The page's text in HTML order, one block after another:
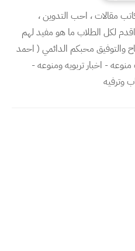
مقالات ، احب التدوين ،
لكل الطلاب ما هو مفيد لهم
والتوفيق محبكم الدائمي ( احمد
- اخبار تربويه ومنوعه -
وترفيه